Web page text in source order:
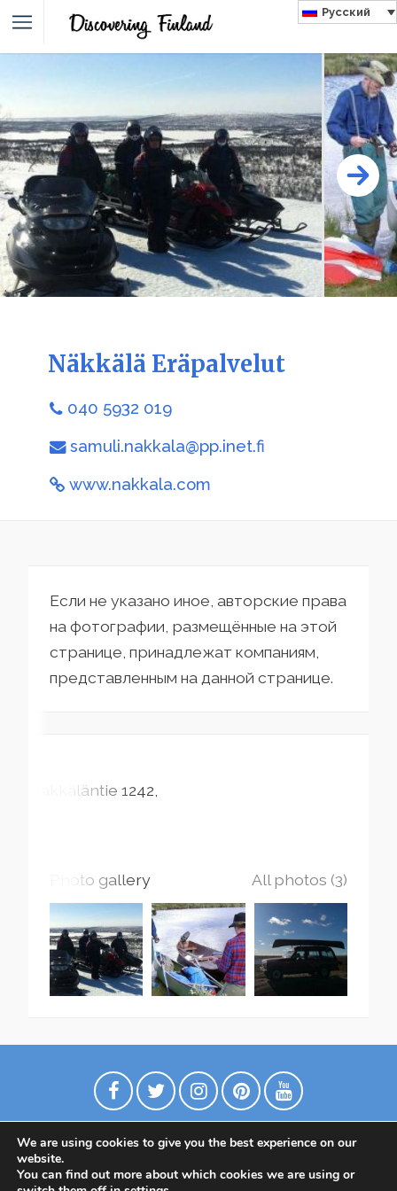
Русский
Näkkälä Eräpalvelut
040 5932 019
samuli.nakkala@pp.inet.fi
www.nakkala.com
Если не указано иное, авторские права
на фотографии, размещённые на этой
странице, принадлежат компаниям,
представленным на данной странице.
Näkkäläntie 1242
Photo gallery All photos (3)
We are using cookies to give you the best experience on our
website.
You can find out more about which cookies we are using or